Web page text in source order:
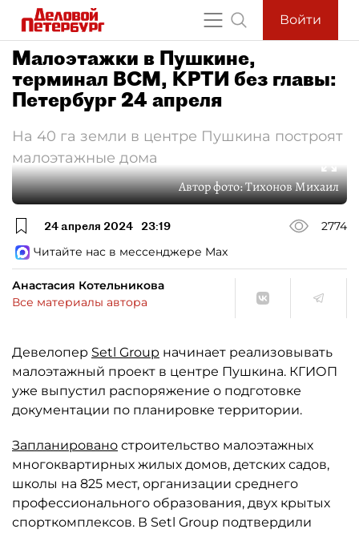
Войти
Малоэтажки в Пушкине,
терминал ВСМ, КРТИ без главы:
Петербург 24 апреля
На 40 га земли в центре Пушкина построят
малоэтажные дома
Автор фото:Тихонов Михаил
24 апреля 2024 23:19
2774
Читайте нас в мессенджере Max
Анастасия Котельникова
Все материалы автора
Девелопер Setl Group начинает реализовывать
малоэтажный проект в центре Пушкина. КГИОП
уже выпустил распоряжение о подготовке
документации по планировке территории.
Запланировано строительство малоэтажных
многоквартирных жилых домов, детских садов,
школы на 825 мест, организации среднего
профессионального образования, двух крытых
спорткомплексов. В Setl Group подтвердили